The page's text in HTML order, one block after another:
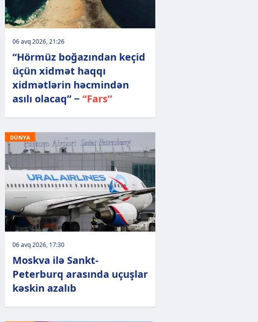
06 avq 2026, 21:26
“Hörmüz boğazından keçid
üçün xidmət haqqı
xidmətlərin həcmindən
asılı olacaq” − “Fars”
DÜNYA
06 avq 2026, 17:30
Moskva ilə Sankt-
Peterburq arasında uçuşlar
kəskin azalıb